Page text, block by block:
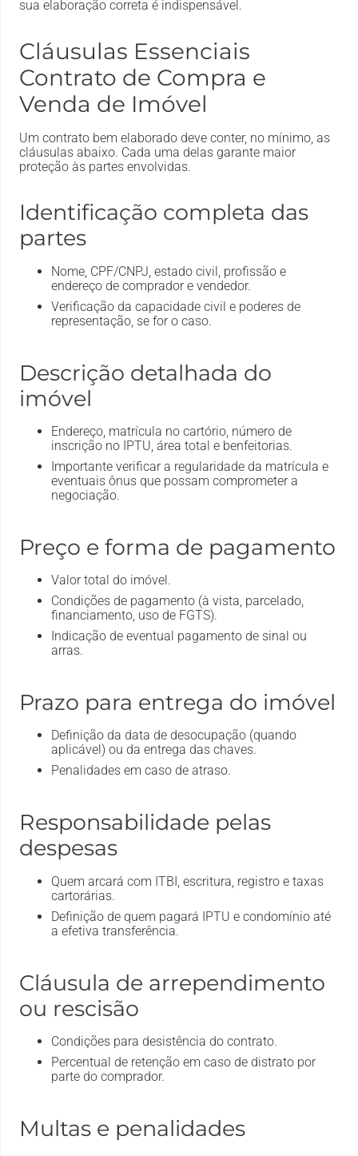
sua elaboração correta é indispensável.
Cláusulas Essenciais
Contrato de Compra e
Venda de Imóvel
Um contrato bem elaborado deve conter, no mínimo, as
cláusulas abaixo. Cada uma delas garante maior
proteção às partes envolvidas.
Identificação completa das
partes
Nome, CPF/CNPJ, estado civil, profissão e
endereço de comprador e vendedor.
Verificação da capacidade civil e poderes de
representação, se for o caso.
Descrição detalhada do
imóvel
Endereço, matrícula no cartório, número de
inscrição no IPTU, área total e benfeitorias.
Importante verificar a regularidade da matrícula e
eventuais ônus que possam comprometer a
negociação.
Preço e forma de pagamento
Valor total do imóvel.
Condições de pagamento (à vista, parcelado,
financiamento, uso de FGTS).
Indicação de eventual pagamento de sinal ou
arras.
Prazo para entrega do imóvel
Definição da data de desocupação (quando
aplicável) ou da entrega das chaves.
Penalidades em caso de atraso.
Responsabilidade pelas
despesas
Quem arcará com ITBI, escritura, registro e taxas
cartorárias.
Definição de quem pagará IPTU e condomínio até
a efetiva transferência.
Cláusula de arrependimento
ou rescisão
Condições para desistência do contrato.
Percentual de retenção em caso de distrato por
parte do comprador.
Multas e penalidades